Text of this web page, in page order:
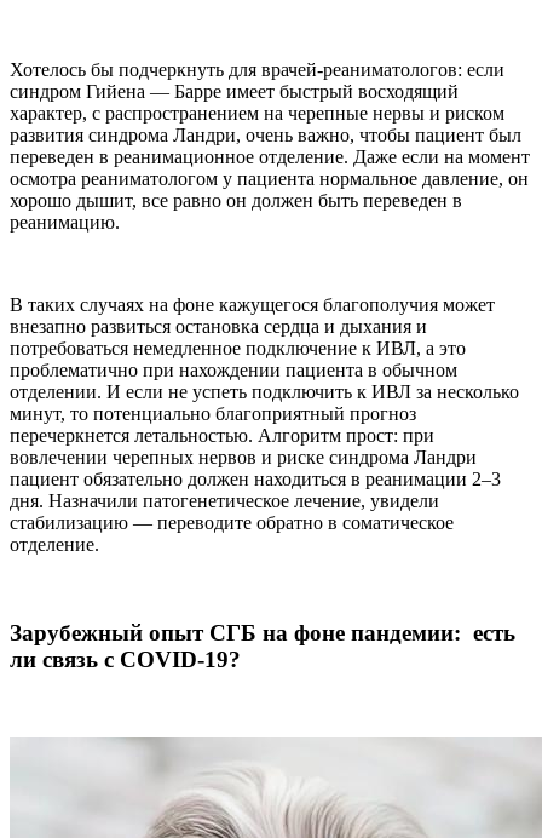
Хотелось бы подчеркнуть для врачей-реаниматологов: если
синдром Гийена — Барре имеет быстрый восходящий
характер, с распространением на черепные нервы и риском
развития синдрома Ландри, очень важно, чтобы пациент был
переведен в реанимационное отделение. Даже если на момент
осмотра реаниматологом у пациента нормальное давление, он
хорошо дышит, все равно он должен быть переведен в
реанимацию.
В таких случаях на фоне кажущегося благополучия может
внезапно развиться остановка сердца и дыхания и
потребоваться немедленное подключение к ИВЛ, а это
проблематично при нахождении пациента в обычном
отделении. И если не успеть подключить к ИВЛ за несколько
минут, то потенциально благоприятный прогноз
перечеркнется летальностью. Алгоритм прост: при
вовлечении черепных нервов и риске синдрома Ландри
пациент обязательно должен находиться в реанимации 2–3
дня. Назначили патогенетическое лечение, увидели
стабилизацию — переводите обратно в соматическое
отделение.
Зарубежный опыт СГБ на фоне пандемии: есть
ли связь с COVID-19?